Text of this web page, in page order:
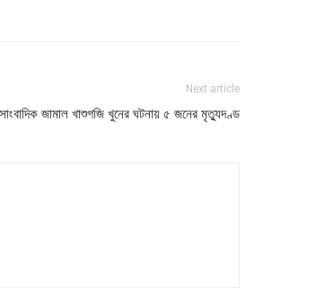
Next article
জামাল খাশুগজি খুনের ঘটনায় ৫ জনের মৃত্যুদণ্ড